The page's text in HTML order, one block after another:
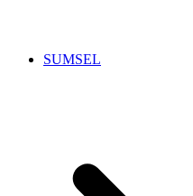
SUMSEL